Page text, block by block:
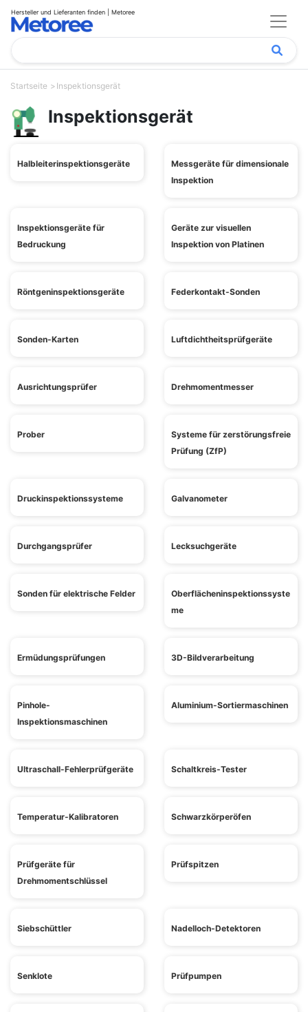
Hersteller und Lieferanten finden | Metoree
Startseite Inspektionsgerät
Inspektionsgerät
Halbleiterinspektionsgeräte
Messgeräte für dimensionale
Inspektion
Inspektionsgeräte für
Bedruckung
Geräte zur visuellen
Inspektion von Platinen
Röntgeninspektionsgeräte Federkontakt-Sonden
Sonden-Karten Luftdichtheitsprüfgeräte
Ausrichtungsprüfer Drehmomentmesser
Prober
Systeme für zerstörungsfreie
Prüfung (ZfP)
Druckinspektionssysteme Galvanometer
Durchgangsprüfer Lecksuchgeräte
Sonden für elektrische Felder
Oberflächeninspektionssyste
me
Ermüdungsprüfungen 3D-Bildverarbeitung
Pinhole-
Inspektionsmaschinen
Aluminium-Sortiermaschinen
Ultraschall-Fehlerprüfgeräte Schaltkreis-Tester
Temperatur-Kalibratoren Schwarzkörperöfen
Prüfgeräte für
Drehmomentschlüssel
Prüfspitzen
Siebschüttler Nadelloch-Detektoren
Senklote Prüfpumpen